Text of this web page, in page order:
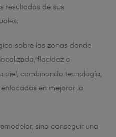
resultados de sus
sobre las zonas donde
flacidez o
piel, combinando tecnología,
en mejorar la
sino conseguir una